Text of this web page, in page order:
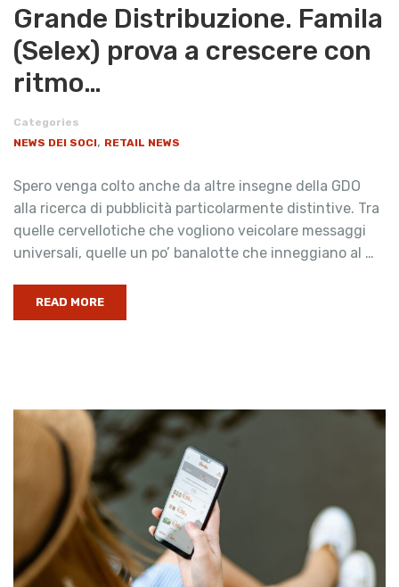
Grande Distribuzione. Famila
(Selex) prova a crescere con
ritmo…
Categories
NEWS DEI SOCI, RETAIL NEWS
Spero venga colto anche da altre insegne della GDO
alla ricerca di pubblicità particolarmente distintive. Tra
quelle cervellotiche che vogliono veicolare messaggi
universali, quelle un po’ banalotte che inneggiano al …
READ MORE